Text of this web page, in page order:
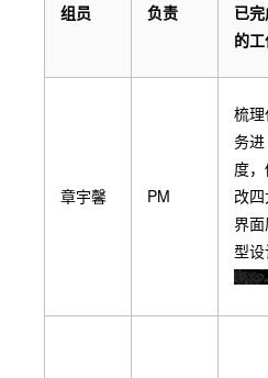
组员 负责
已
的
章宇馨 PM
梳
务进
度
改
界
型